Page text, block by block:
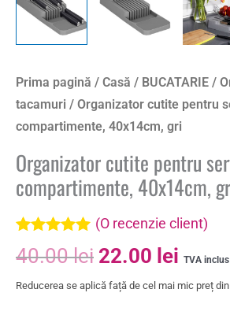
Prima pagină / Casă / BUCATARIE /
tacamuri / Organizator cutite pentru
compartimente, 40x14cm, gri
Organizator cutite pentru
compartimente, 40x14cm,
Evaluat la
5.00din 5 pe
singure
(O recenzie client)
40.00lei 22.00 lei TVA inclus
Reducerea se aplică față de cel mai mic preț